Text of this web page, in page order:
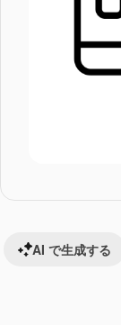
AI で生成する